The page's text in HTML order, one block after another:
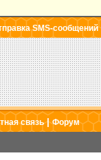
SMS-сообщений
связь|Форум